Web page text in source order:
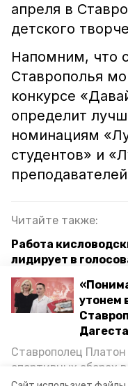
утонем
Ставрополец
спортивных сборах
Каспийском море
апреля в
детского
Напомним, что
Ставрополья
конкурсе
определит
номинациям
студентов» и
Читайте также:
Работа
лидирует в
Более 10
первое испытание
«Учитель года
ставрополь